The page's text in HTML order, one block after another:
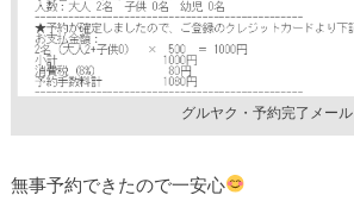
グルヤク・予約完了メール
無事予約できたので一安心